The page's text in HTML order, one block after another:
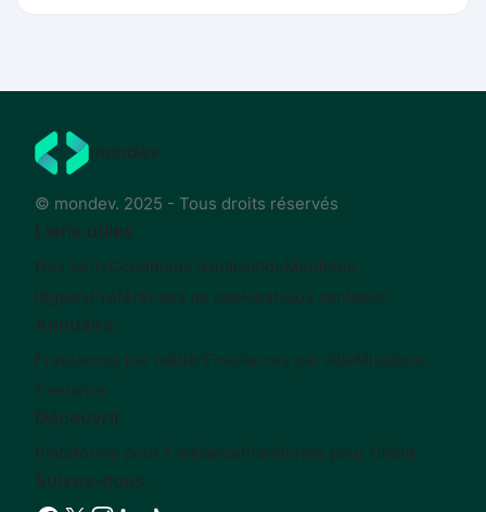
mondev
© mondev. 2025 - Tous droits réservés
Liens utiles
Nos tarifsConditions d'utilisation Mentions
légalesPréférences de cookiesNous contacter
Annuaire
Freelances par métierFreelances par villeMissions
freelance
Découvrir
Plateforme pour FreelancePlateforme pour Client
Suivez-nous